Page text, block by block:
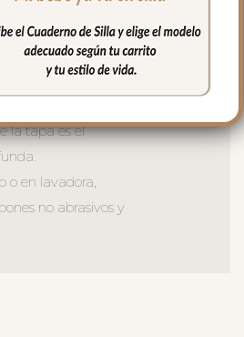
capazo.
de micro fibra
del bebé y
la tapa es el
o en lavadora,
no abrasivos y